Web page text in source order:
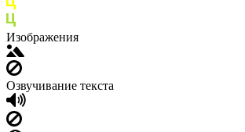
Изображения
Озвучивание текста